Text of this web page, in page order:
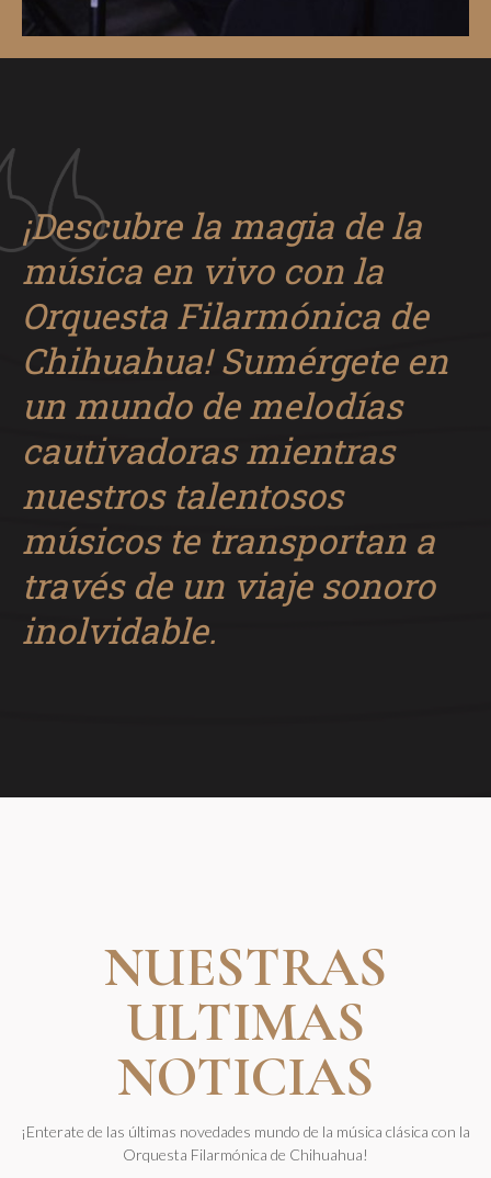
¡Descubre la magia de la
música en vivo con la
Orquesta Filarmónica de
Chihuahua! Sumérgete en
un mundo de melodías
cautivadoras mientras
nuestros talentosos
músicos te transportan a
través de un viaje sonoro
inolvidable.
NUESTRAS
ULTIMAS
NOTICIAS
¡Enterate de las últimas novedades mundo de la música clásica con la
Orquesta Filarmónica de Chihuahua!